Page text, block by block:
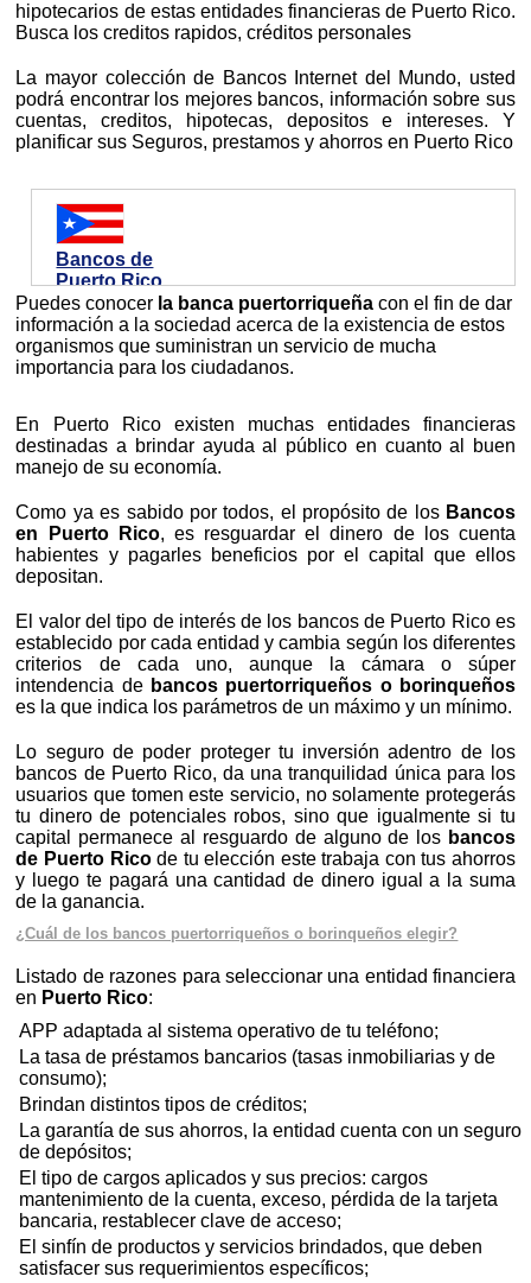
hipotecarios de estas entidades financieras de Puerto Rico.
Busca los creditos rapidos, créditos personales
La mayor colección de Bancos Internet del Mundo, usted
podrá encontrar los mejores bancos, información sobre sus
cuentas, creditos, hipotecas, depositos e intereses. Y
planificar sus Seguros, prestamos y ahorros en Puerto Rico
Bancos de
Puerto Rico
Puedes conocer la banca puertorriqueña con el fin de dar
información a la sociedad acerca de la existencia de estos
organismos que suministran un servicio de mucha
importancia para los ciudadanos.
En Puerto Rico existen muchas entidades financieras
destinadas a brindar ayuda al público en cuanto al buen
manejo de su economía.
Como ya es sabido por todos, el propósito de los Bancos
en Puerto Rico, es resguardar el dinero de los cuenta
habientes y pagarles beneficios por el capital que ellos
depositan.
El valor del tipo de interés de los bancos de Puerto Rico es
establecido por cada entidad y cambia según los diferentes
criterios de cada uno, aunque la cámara o súper
intendencia de bancos puertorriqueños o borinqueños
es la que indica los parámetros de un máximo y un mínimo.
Lo seguro de poder proteger tu inversión adentro de los
bancos de Puerto Rico, da una tranquilidad única para los
usuarios que tomen este servicio, no solamente protegerás
tu dinero de potenciales robos, sino que igualmente si tu
capital permanece al resguardo de alguno de los bancos
de Puerto Ricode tu elección este trabaja con tus ahorros
y luego te pagará una cantidad de dinero igual a la suma
de la ganancia.
¿Cuál de los bancos puertorriqueños o borinqueños elegir?
Listado de razones para seleccionar una entidad financiera
en Puerto Rico:
APP adaptada al sistema operativo de tu teléfono;
La tasa de préstamos bancarios (tasas inmobiliarias y de
consumo);
Brindan distintos tipos de créditos;
La garantía de sus ahorros, la entidad cuenta con un seguro
de depósitos;
El tipo de cargos aplicados y sus precios: cargos
mantenimiento de la cuenta, exceso, pérdida de la tarjeta
bancaria, restablecer clave de acceso;
El sinfín de productos y servicios brindados, que deben
satisfacer sus requerimientos específicos;